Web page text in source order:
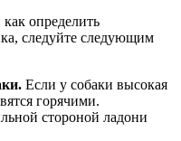
определить
следуйте следующим
Если у собаки высокая
горячими.
стороной ладони